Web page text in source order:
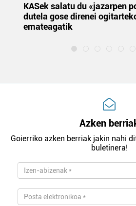
KASek salatu du «jazarpen
dutela gose direnei
emateagatik
Azken
Goierriko azken berriak jakin nahi
buletinera!